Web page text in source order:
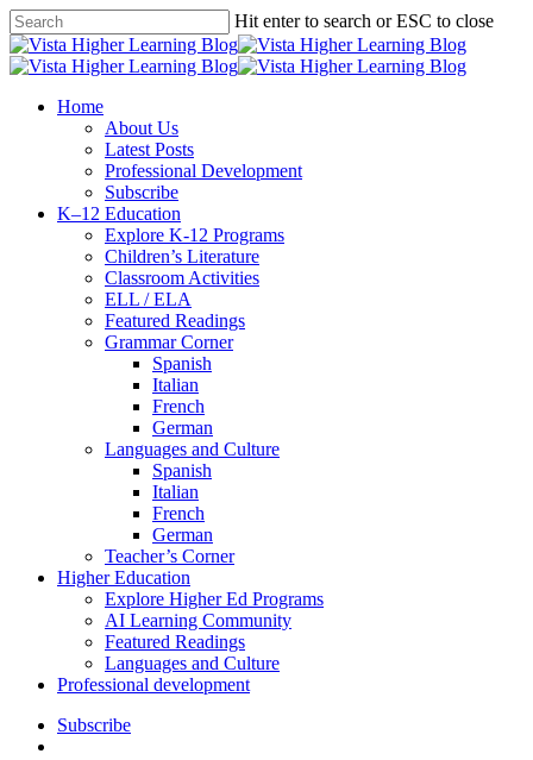
Skip
to
main
Hit enter to search or ESC to close
Close
Search
search
Menu
Home
About Us
Latest Posts
Professional Development
Subscribe
K–12 Education
Explore K-12 Programs
Children’s Literature
Classroom Activities
ELL / ELA
Featured Readings
Grammar Corner
Spanish
Italian
French
German
Languages and Culture
Spanish
Italian
French
German
Teacher’s Corner
Higher Education
Explore Higher Ed Programs
AI Learning Community
Featured Readings
Languages and Culture
Professional development
Subscribe